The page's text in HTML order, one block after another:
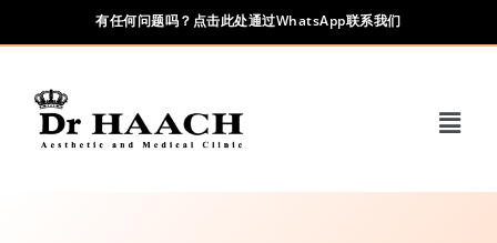
有任何问题吗？点击此处通过WhatsApp联系我们